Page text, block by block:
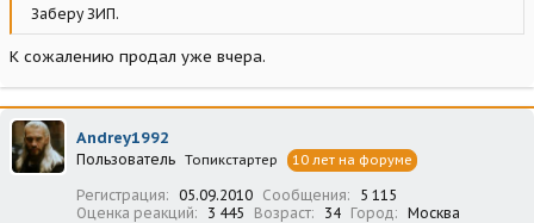
Заберу ЗИП.
К сожалению продал уже вчера.
Andrey1992
Пользователь Топикстартер 10 лет на форуме
Регистрация 05.09.2010 Сообщения
5 115
Оценка реакций
3 445 Возраст 34 Город Москва